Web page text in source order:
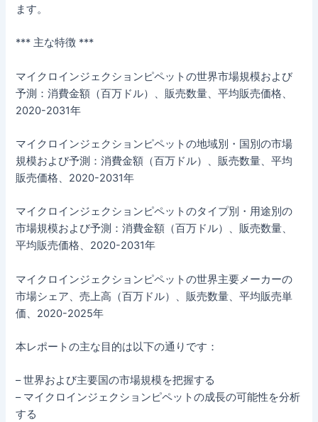
ます。
*** 主な特徴 ***
マイクロインジェクションピペットの世界市場規模および
予測：消費金額（百万ドル）、販売数量、平均販売価格、
2020-2031年
マイクロインジェクションピペットの地域別・国別の市場
規模および予測：消費金額（百万ドル）、販売数量、平均
販売価格、2020-2031年
マイクロインジェクションピペットのタイプ別・用途別の
市場規模および予測：消費金額（百万ドル）、販売数量、
平均販売価格、2020-2031年
マイクロインジェクションピペットの世界主要メーカーの
市場シェア、売上高（百万ドル）、販売数量、平均販売単
価、2020-2025年
本レポートの主な目的は以下の通りです：
– 世界および主要国の市場規模を把握する
– マイクロインジェクションピペットの成長の可能性を分析
する